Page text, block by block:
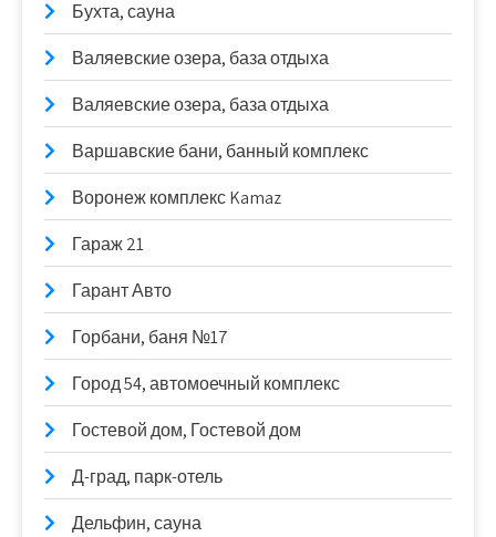
Бухта, сауна
Валяевские озера, база отдыха
Валяевские озера, база отдыха
Варшавские бани, банный комплекс
Воронеж комплекс Kamaz
Гараж 21
Гарант Авто
Горбани, баня №17
Город 54, автомоечный комплекс
Гостевой дом, Гостевой дом
Д-град, парк-отель
Дельфин, сауна